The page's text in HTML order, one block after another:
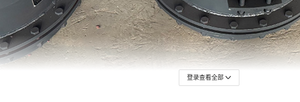
登录查看全部